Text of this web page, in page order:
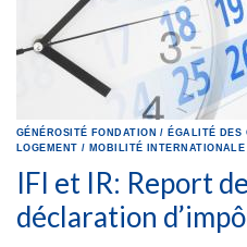
GÉNÉROSITÉ FONDATION / ÉGALITÉ DES
LOGEMENT / MOBILITÉ INTERNATIONALE
IFI et IR: Report
déclaration